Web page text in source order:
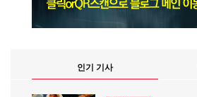
인기 기사